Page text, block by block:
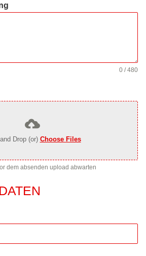
0 / 480
Drop (or) Choose Files
dem absenden upload abwarten